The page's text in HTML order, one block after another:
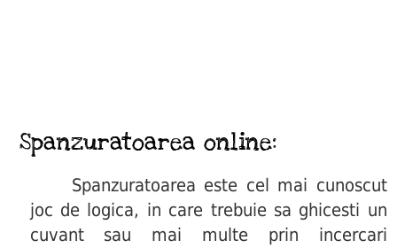
Spanzuratoarea online:
Spanzuratoarea este cel mai cunoscut
joc de logica, in care trebuie sa ghicesti un
cuvant sau mai multe prin incercari